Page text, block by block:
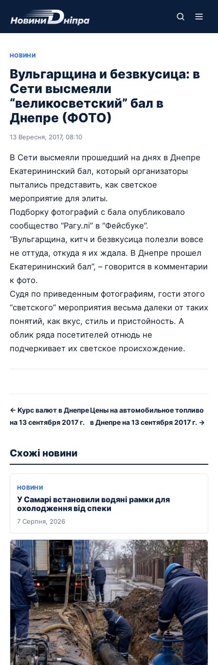
НОВИНИ
Вульгарщина и безвкусица: в
Сети высмеяли
“великосветский” бал в
Днепре (ФОТО)
13 Вересня, 2017, 08:10
В Сети высмеяли прошедший на днях в Днепре
Екатерининский бал, который организаторы
пытались представить, как светское
мероприятие для элиты.
Подборку фотографий с бала опубликовало
сообщество “Рагу.лі” в “Фейсбуке”.
“Вульгарщина, китч и безвкусица полезли вовсе
не оттуда, откуда я их ждала. В Днепре прошел
Екатерининский бал”, – говорится в комментарии
к фото.
Судя по приведенным фотографиям, гости этого
“светского” мероприятия весьма далеки от таких
понятий, как вкус, стиль и пристойность. А
облик ряда посетителей отнюдь не
подчеркивает их светское происхождение.
← Курс валют в Днепре
на 13 сентября 2017 г.
Цены на автомобильное топливо
в Днепре на 13 сентября 2017 г. →
Схожі новини
НОВИНИ
У Самарі встановили водяні рамки для
охолодження від спеки
7 Серпня, 2026